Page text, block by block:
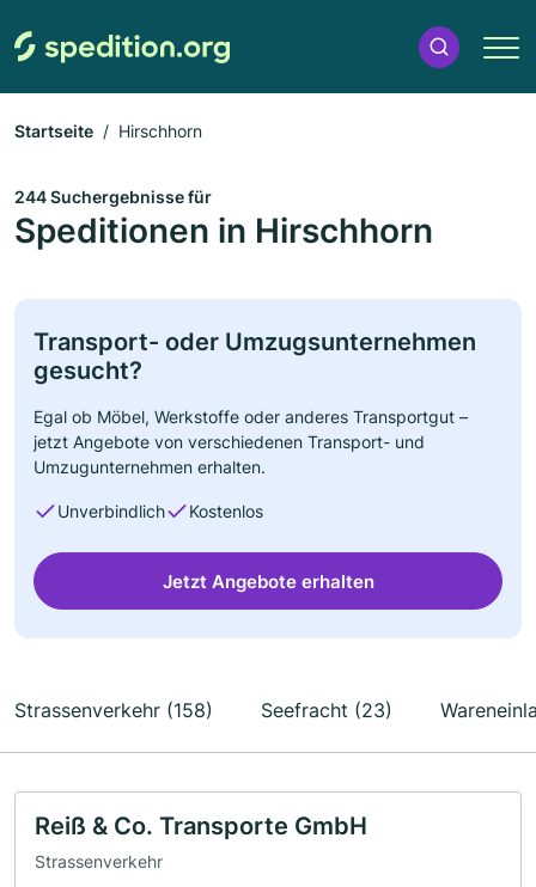
Startseite Hirschhorn
244 Suchergebnisse für
Speditionen in Hirschhorn
Transport- oder Umzugsunternehmen
gesucht?
Egal ob Möbel, Werkstoffe oder anderes Transportgut –
jetzt Angebote von verschiedenen Transport- und
Umzugunternehmen erhalten.
Unverbindlich Kostenlos
Jetzt Angebote erhalten
Strassenverkehr (158) Seefracht (23)
Reiß & Co. Transporte GmbH
Strassenverkehr